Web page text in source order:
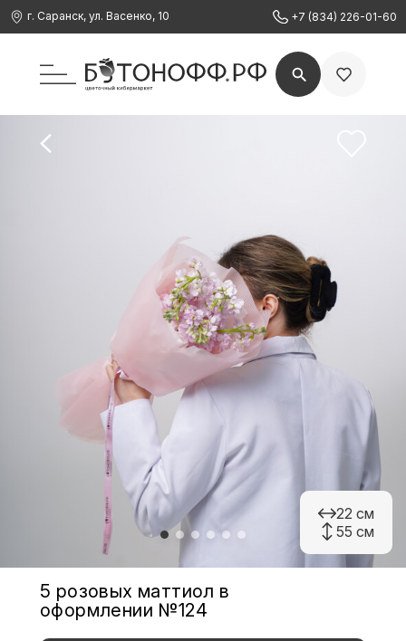
г. Саранск, ул. Васенко, 10 +7 (834) 226-01-60
22 см
55 см
5 розовых маттиол в
оформлении №124